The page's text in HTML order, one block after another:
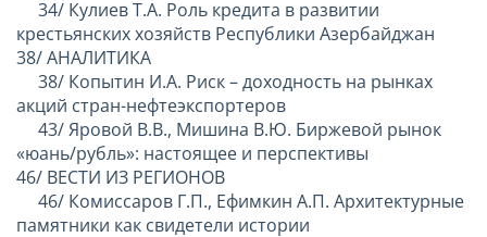
34/ Кулиев Т.А. Роль кредита в развитии
крестьянских хозяйств Республики Азербайджан
38/ АНАЛИТИКА
38/ Копытин И.А. Риск – доходность на рынках
акций стран-нефтеэкспортеров
43/ Яровой В.В., Мишина В.Ю. Биржевой рынок
«юань/рубль»: настоящее и перспективы
46/ ВЕСТИ ИЗ РЕГИОНОВ
46/ Комиссаров Г.П., Ефимкин А.П. Архитектурные
памятники как свидетели истории